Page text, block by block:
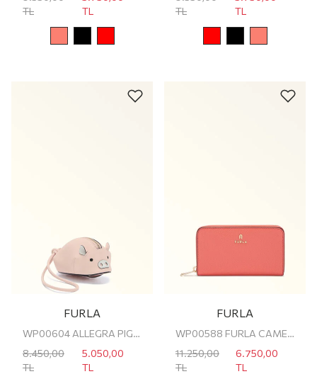
TL
TL
TL
TL
FURLA
WP00604 ALLEGRA PIG S COIN CASE
8.450,00
TL
5.050,00
TL
FURLA
WP00588 FURLA CAMELIA M ZIP AROUND
11.250,00
TL
6.750,00
TL